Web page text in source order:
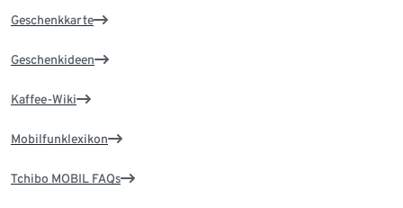
Geschenkkarte
Geschenkideen
Kaffee-Wiki
Mobilfunklexikon
Tchibo MOBIL FAQs